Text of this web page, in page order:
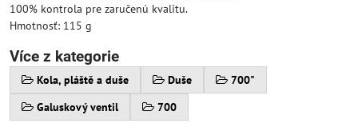
100% kontrola pre zaručenú kvalitu.
Hmotnosť: 115 g
Více z kategorie
Kola, pláště a duše Duše
700"
Galuskový ventil
700